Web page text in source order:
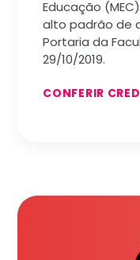
Educação
alto padrão de
Portaria da
29/10/2019.
CONFERIR